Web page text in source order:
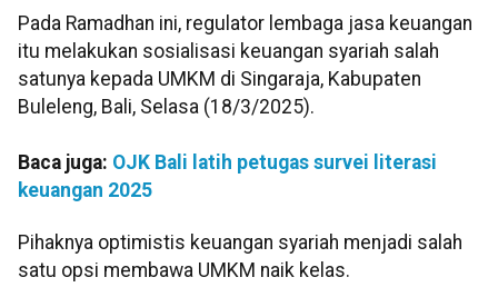
Pada Ramadhan ini, regulator lembaga jasa keuangan
itu melakukan sosialisasi keuangan syariah salah
satunya kepada UMKM di Singaraja, Kabupaten
Buleleng, Bali, Selasa (18/3/2025).
Baca juga: OJK Bali latih petugas survei literasi
keuangan 2025
Pihaknya optimistis keuangan syariah menjadi salah
satu opsi membawa UMKM naik kelas.